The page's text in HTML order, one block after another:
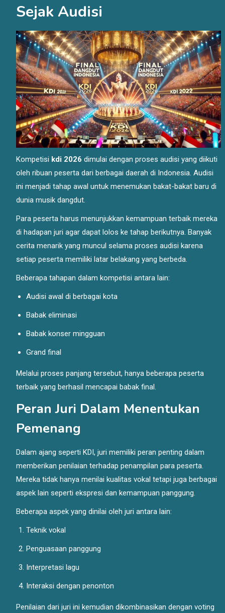
Sejak Audisi
Kompetisi kdi 2026 dimulai dengan proses audisi yang diikuti
oleh ribuan peserta dari berbagai daerah di Indonesia. Audisi
ini menjadi tahap awal untuk menemukan bakat-bakat baru di
dunia musik dangdut.
Para peserta harus menunjukkan kemampuan terbaik mereka
di hadapan juri agar dapat lolos ke tahap berikutnya. Banyak
cerita menarik yang muncul selama proses audisi karena
setiap peserta memiliki latar belakang yang berbeda.
Beberapa tahapan dalam kompetisi antara lain:
Audisi awal di berbagai kota
Babak eliminasi
Babak konser mingguan
Grand final
Melalui proses panjang tersebut, hanya beberapa peserta
terbaik yang berhasil mencapai babak final.
Peran Juri Dalam Menentukan
Pemenang
Dalam ajang seperti KDI, juri memiliki peran penting dalam
memberikan penilaian terhadap penampilan para peserta.
Mereka tidak hanya menilai kualitas vokal tetapi juga berbagai
aspek lain seperti ekspresi dan kemampuan panggung.
Beberapa aspek yang dinilai oleh juri antara lain:
Teknik vokal
Penguasaan panggung
Interpretasi lagu
Interaksi dengan penonton
Penilaian dari juri ini kemudian dikombinasikan dengan voting